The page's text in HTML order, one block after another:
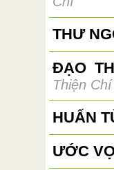
THƯ
ĐẠO
Thiện Chí
HUẤN
ƯỚC